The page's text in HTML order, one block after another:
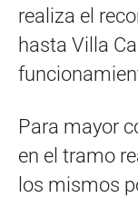
realiza el
hasta Villa
Para mayor
en el tramo
los mismos